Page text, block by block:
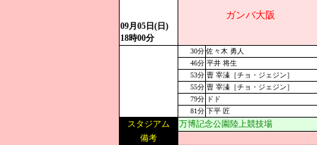
09月05日(日)
18時00分
ガンバ大阪
30分 佐々木 勇人
46分 平井 将生
53分 曺 宰溱［チョ・ジェジン］
55分 曺 宰溱［チョ・ジェジン］
79分 ドド
81分 下平 匠
スタジアム
万博記念公園陸上競技場
備考